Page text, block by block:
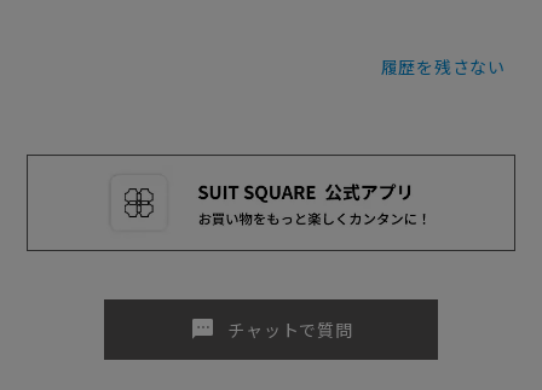
履歴を残さない
sms チャットで質問